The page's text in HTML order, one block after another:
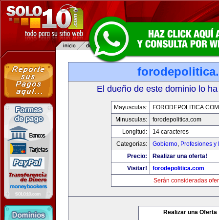
El dueño de este dominio lo
Mayusculas:
FORODEPOLITICA.COM
Minusculas:
forodepolitica.com
Longitud:
14 caracteres
Categorias:
Gobierno, Profesiones y
Precio:
Realizar una oferta!
Visitar!
forodepolitica.com
Serán consideradas
Realizar una Oferta